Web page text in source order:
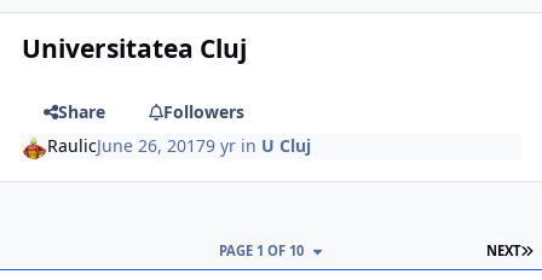
Universitatea Cluj
Share
Followers
RaulicJune 26, 20179 yr in U Cluj
NEXT
PAGE 1 OF 10